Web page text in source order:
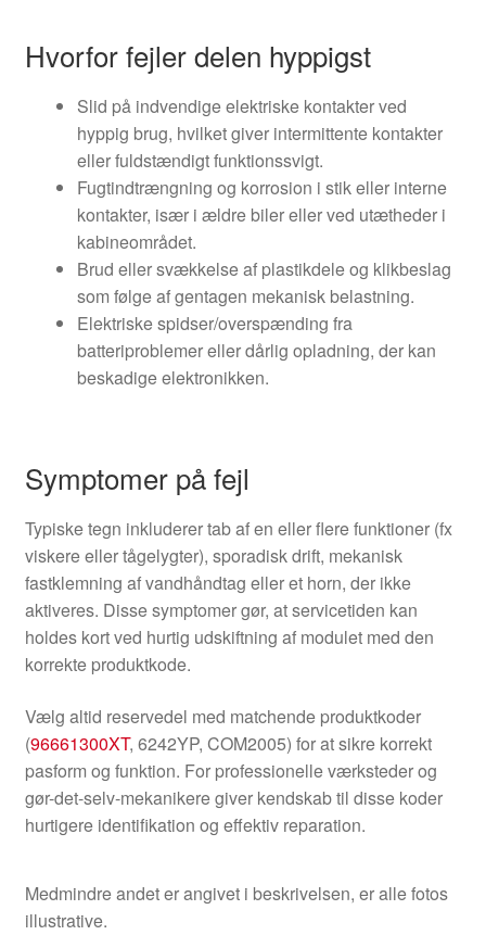
Hvorfor fejler delen hyppigst
Slid på indvendige elektriske kontakter ved
hyppig brug, hvilket giver intermittente kontakter
eller fuldstændigt funktionssvigt.
Fugtindtrængning og korrosion i stik eller interne
kontakter, især i ældre biler eller ved utætheder i
kabineområdet.
Brud eller svækkelse af plastikdele og klikbeslag
som følge af gentagen mekanisk belastning.
Elektriske spidser/overspænding fra
batteriproblemer eller dårlig opladning, der kan
beskadige elektronikken.
Symptomer på fejl
Typiske tegn inkluderer tab af en eller flere funktioner (fx
viskere eller tågelygter), sporadisk drift, mekanisk
fastklemning af vandhåndtag eller et horn, der ikke
aktiveres. Disse symptomer gør, at servicetiden kan
holdes kort ved hurtig udskiftning af modulet med den
korrekte produktkode.
Vælg altid reservedel med matchende produktkoder
(96661300XT, 6242YP, COM2005) for at sikre korrekt
pasform og funktion. For professionelle værksteder og
gør-det-selv-mekanikere giver kendskab til disse koder
hurtigere identifikation og effektiv reparation.
Medmindre andet er angivet i beskrivelsen, er alle fotos
illustrative.